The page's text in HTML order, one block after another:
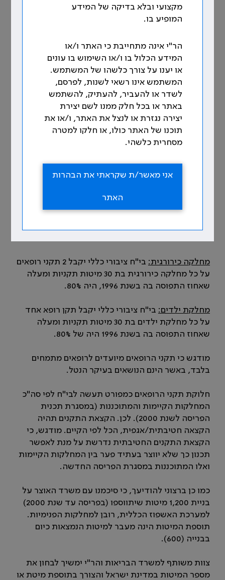
הראשונות. על כל 8 מיטות נוספות רופא אחד נוסף.
"הסכם ברבש" (סיכום לגבי תוספת מיטות
ותקנים) [1]
סוכם על תוספת חד-פעמית של תקני רופאים. התוספת
האמורה תהיה מעבר לתוספת התקנים המתחייבים
מחישובי התקנים כתוצאה מההסכם הקיבוצי ומפסיקת
הבורר גולדברג. [2]
ומעלה ואחוז התפוסה הממוצעת בה בשנת 1996 עלה
מחלקה כירורגית:
בי"ח ציבורי כללי יקבל 2 תקני רופאים
על כל מחלקה כירורגית בת 30 מיטות תקניות ומעלה
שאחוז התפוסה בה בשנת 1996, היה 80%.
מחלקת ילדים: בי"ח ציבורי כללי יקבל תקן רופא אחד
על כל מחלקת ילדים בת 30 מיטות תקניות ומעלה
שאחוז התפוסה בה בשנת 1996 היה של 80%.
מודגש כי תקני הרופאים מיועדים לרופאים מתמחים
בלבד, באשר הינם הנושאים בעיקר הנטל.
חלוקת תקני הרופאים כמפורט תעשה לבי"ח לפי סה"כ
המחלקות הקיימות והמתוכננות (במסגרת תכנית
הפריסה לשנת 2000). לכן. הקצאת התקנים תהיה
הקצאה חטיבתית/אגפית, הכל לפי הקיים. מודגש, כי
הקצאת התקנים החטיבתית נדרשת על מנת לאפשר
תכנון כך שלא יווצר בעתיד פער בין המחלקות הקיימות
ואלו המתוכננות במסגרת הפריסה החדשה.
כמו כן ברצוני להודיעך, כי סיכמנו עם משרד האוצר על
בניית 1,200 מיטות שיתווספו (בפריסה עד שנת 2000)
למערכת האשפוז הכללית, רובן למחלקות הפנימיות.
תוספת המיטות הינה מעבר למיטות הנמצאות כיום
בבנייה (600).
צוות משותף למשרד הבריאות והר"י ימשיך לבחון את
מספר המיטות במדינת ישראל והצורך בתוספת מיטת או
מקצועי ובלא בדיקה של המידע
המופיע בו.
הר"י אינה מתחייבת כי האתר ו/או
המידע הכלול בו ו/או השימוש בו עונים
או יענו על צורך כלשהו של המשתמש.
המשתמש אינו רשאי לשנות, לפרסם,
לשדר או להעביר, להעתיק, להשתמש
באתר או בכל חלק ממנו לשם יצירת
יצירה נגזרת או לנצל את האתר, ו/או את
תוכנו של האתר כולו, או חלקו למטרה
מסחרית כלשהי.
אני מאשר/ת שקראתי את הבהרות
האתר